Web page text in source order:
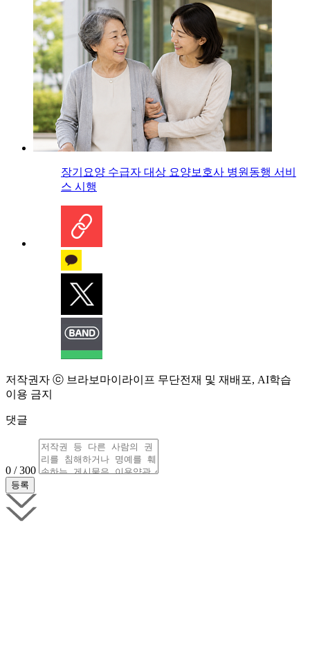
장기요양 수급자 대상 요양보호사 병원동행 서비
스 시행
저작권자 ⓒ 브라보마이라이프 무단전재 및 재배포, AI학습
이용 금지
댓글
0 / 300